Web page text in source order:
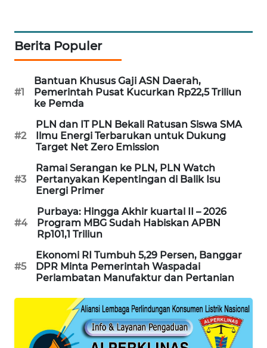
Berita Populer
#1
Bantuan Khusus Gaji ASN Daerah,
Pemerintah Pusat Kucurkan Rp22,5 Triliun
ke Pemda
#2
PLN dan IT PLN Bekali Ratusan Siswa SMA
Ilmu Energi Terbarukan untuk Dukung
Target Net Zero Emission
#3
Ramai Serangan ke PLN, PLN Watch
Pertanyakan Kepentingan di Balik Isu
Energi Primer
#4
Purbaya: Hingga Akhir kuartal II – 2026
Program MBG Sudah Habiskan APBN
Rp101,1 Triliun
#5
Ekonomi RI Tumbuh 5,29 Persen, Banggar
DPR Minta Pemerintah Waspadai
Perlambatan Manufaktur dan Pertanian
NEWS
METRO
NEWS
MEDAN
NEWS
METRO
JAKARTA
KRT
NEWS
KARING
MARITIM